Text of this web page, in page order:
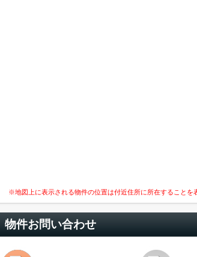
※地図上に表示される物件の位置は付近住所に所在することを
物件お問い合わせ